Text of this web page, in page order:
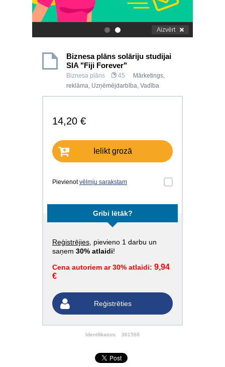
. Aizvērt
Biznesa plāns solāriju studijai
SIA "Fiji Forever"
Biznesa plāns 45
Mārketings,
reklāma, Uzņēmējdarbība, Vadība
14,20 €
Ielikt grozā
Pievienotvēlmju sarakstam
Gribi lētāk?
Reģistrējies , pievieno 1 darbu un
saņem 30% atlaidi!
Cena autoriem ar 30% atlaidi: 9,94
€
Reģistrēties
Identifikators: 361568